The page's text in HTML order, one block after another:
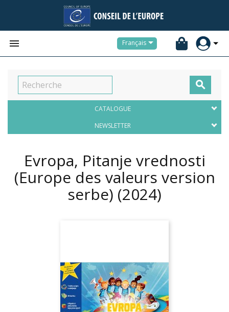
 Français

CATALOGUE
NEWSLETTER
Evropa, Pitanje vrednosti
(Europe des valeurs version
serbe) (2024)